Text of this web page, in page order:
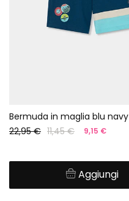
Bermuda in maglia blu navy
22,95 € 11,45 € 9,15 €
Aggiungi